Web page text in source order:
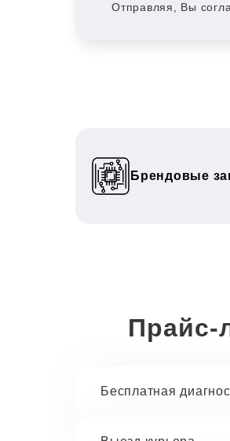
Отправляя, Вы
Брендовые
Прайс-
Бесплатная